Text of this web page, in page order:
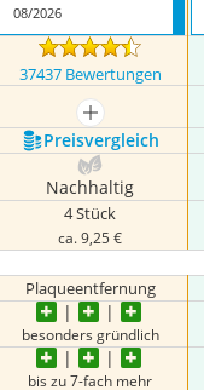
08/2026
37437 Bewertungen
mehr anzeigen
Preis­vergleich
Nachhaltig
4 Stück
ca. 9,25 €
Plaqueentfernung
besonders gründlich
bis zu 7-fach mehr